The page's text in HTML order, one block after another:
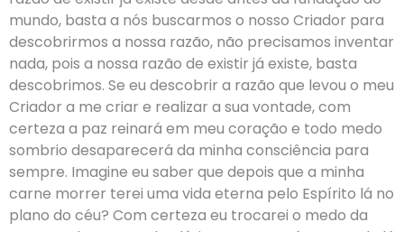
mundo, basta a nós buscarmos o nosso Criador para
descobrirmos a nossa razão, não precisamos inventar
nada, pois a nossa razão de existir já existe, basta
descobrimos. Se eu descobrir a razão que levou o meu
Criador a me criar e realizar a sua vontade, com
certeza a paz reinará em meu coração e todo medo
sombrio desaparecerá da minha consciência para
sempre. Imagine eu saber que depois que a minha
carne morrer terei uma vida eterna pelo Espírito lá no
plano do céu? Com certeza eu trocarei o medo da